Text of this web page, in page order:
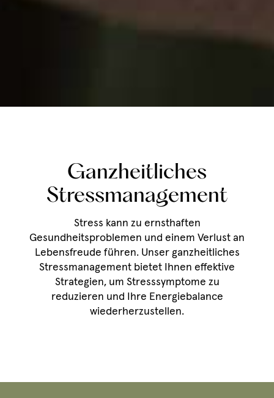
Ganzheitliches
Stressmanagement
Stress kann zu ernsthaften
Gesundheitsproblemen und einem Verlust an
Lebensfreude führen. Unser ganzheitliches
Stressmanagement bietet Ihnen effektive
Strategien, um Stresssymptome zu
reduzieren und Ihre Energiebalance
wiederherzustellen.